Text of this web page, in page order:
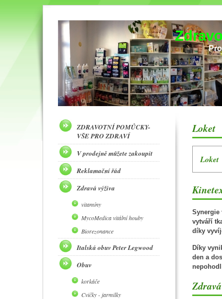
Loket
Loket
Synergie
vytváří
díky
Díky
den a
ZDRAVOTNÍ POMŮCKY-
VŠE PRO ZDRAVÍ
V prodejně můžete zakoupit
Reklamační řád
Zdravá výživa
vitamíny
MycoMedica vitální houby
Biorezonance
Italská obuv Peter Legwood
Obuv
korkáče
Cvičky - jarmilky